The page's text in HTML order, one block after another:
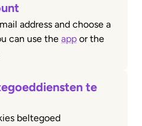
address and choose a
can use the app or the
te
beltegoed